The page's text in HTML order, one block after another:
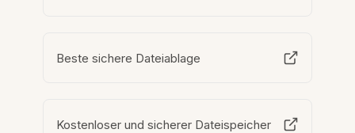
Beste sichere Dateiablage
Kostenloser und sicherer Dateispeicher